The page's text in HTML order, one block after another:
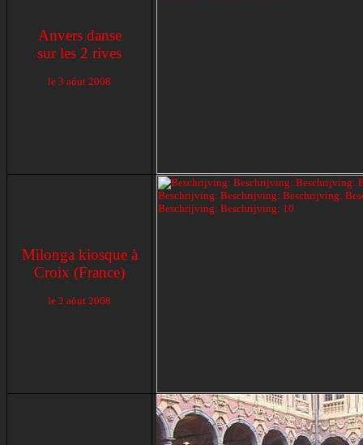
Anvers danse
sur les 2 rives
le 3 aôut 2008
Milonga kiosque à
Croix (France)
le 2 aôut 2008